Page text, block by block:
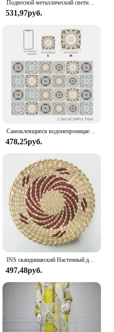
Подвесной металлический светильник в марокканском стиле, настенный держатель для чайной лампы для использования в помещении и на улице
531,97руб.
Самоклеящиеся водонепроницаемые наклейки из пвх для гостиной, кухни, ванной комнаты, домашние съемные настенные наклейки, 24 шт.
478,25руб.
INS скандинавский Настенный декор ручной работы трава тканые подвесные украшения марокканский стиль трава тканая стена для дома спальни крыльца подвесная тарелка
497,48руб.